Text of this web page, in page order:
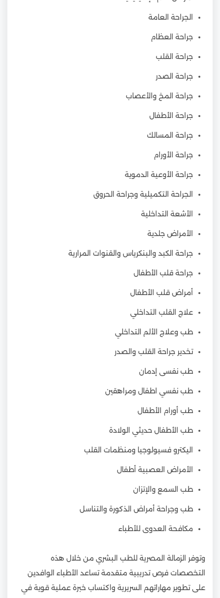
الجراحة العامة
جراحة العظام
جراحة القلب
جراحة الصدر
جراحة المخ والأعصاب
جراحة الأطفال
جراحة المسالك
جراحة الأورام
جراحة الأوعية الدموية
الجراحة التكميلية وجراحة الحروق
الأشعة التداخلية
الأمراض جلدية
جراحة الكبد والبنكرياس والقنوات المرارية
جراحة قلب الأطفال
أمراض قلب الأطفال
علاج القلب التداخلي
طب وعلاج الألم التداخلي
تخدير جراحة القلب والصدر
طب نفسى إدمان
طب نفسي اطفال ومراهقين
طب أورام الأطفال
طب الأطفال حديثي الولادة
اليكترو فسيولوجيا ومنظمات القلب
الأمراض العصبية أطفال
طب السمع والإتزان
طب وجراحة أمراض الذكورة والتناسل
مكافحة العدوى للأطباء
وتوفر الزمالة المصرية للطب البشري من خلال هذه
التخصصات فرص تدريبية متقدمة تساعد الأطباء الوافدين
على تطوير مهاراتهم السريرية واكتساب خبرة عملية قوية في